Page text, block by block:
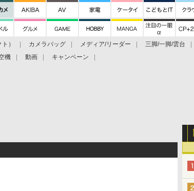
） カメラバッグ メディア/リーダー 三脚/一脚/雲台
機 動画 キャンペーン